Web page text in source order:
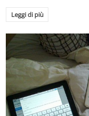
Leggi di più